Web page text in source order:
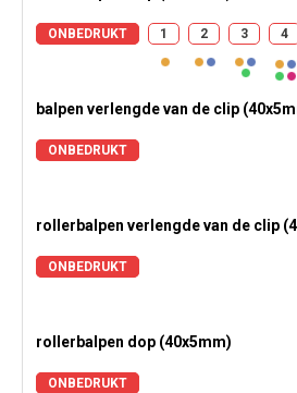
ONBEDRUKT 1 2 3 4
balpen verlengde van de clip
ONBEDRUKT
rollerbalpen verlengde van de clip
ONBEDRUKT
rollerbalpen dop (40x5mm)
ONBEDRUKT